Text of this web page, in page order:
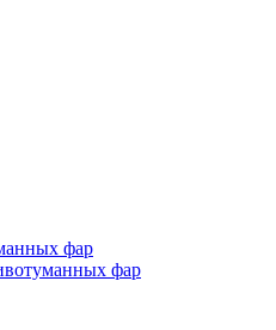
фар
фар